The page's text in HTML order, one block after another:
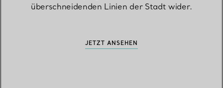
überschneidenden Linien der Stadt wider.
JETZT ANSEHEN